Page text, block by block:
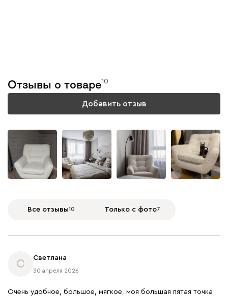
Подробнее
Отзывы о товаре10
Добавить отзыв
Все отзывы10 Только с фото7
С
Светлана
30 апреля 2026
Очень удобное, большое, мягкое, моя большая пятая точка